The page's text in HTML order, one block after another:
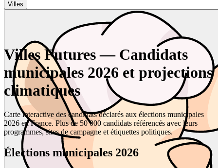
Villes
Villes Futures — Candidats
municipales 2026 et projections
climatiques
Carte interactive des candidats déclarés aux élections municipales
2026 en France. Plus de 50 000 candidats référencés avec leurs
programmes, sites de campagne et étiquettes politiques.
Élections municipales 2026